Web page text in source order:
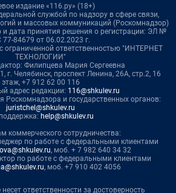
издание «116.ру» (18+)
службой по надзору в сфере связи,
и массовых коммуникаций (Роскомнадзор)
и дата принятия решения о регистрации: ЭЛ №
84679 от 06.02.2023 г.
ограниченной ответственностью "ИНТЕРНЕТ
ТЕХНОЛОГИИ"
Филипцева Мария Сергеевна
г. Челябинск, проспект Ленина, 26А, стр.2, 16
этаж, +7 912 62 00 116
адрес редакции: 116@shkulev.ru
Роскомнадзора и государственных органов:
juristchel@shkulev.ru
help@shkulev.ru
коммерческого сотрудничества:
по работе с федеральными клиентами
, моб. + 7 982 640 34 32
по работе с федеральными клиентами
, моб. +7 910 402 4056
ответственности за достоверность